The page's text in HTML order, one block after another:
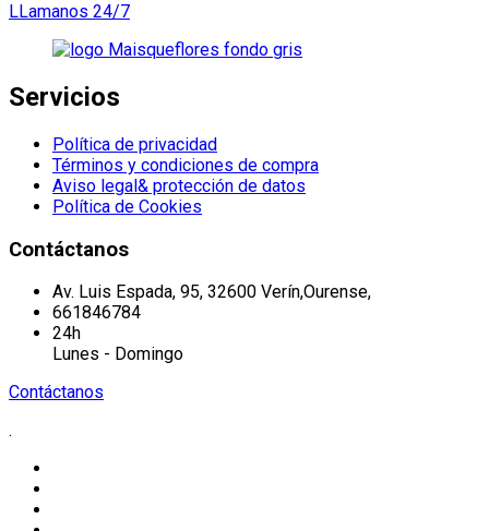
LLamanos 24/7
Servicios
Política de privacidad
Términos y condiciones de compra
Aviso legal& protección de datos
Política de Cookies
Contáctanos
Av. Luis Espada, 95, 32600 Verín,Ourense,
661846784
24h
Lunes - Domingo
Contáctanos
.